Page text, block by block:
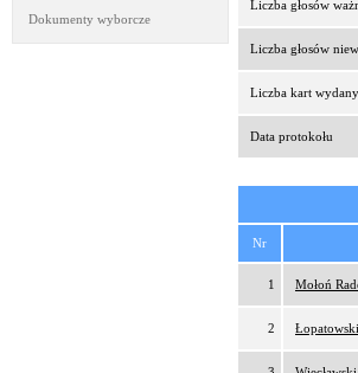
Dokumenty wyborcze
Liczba głosów
Liczba głosów
Liczba kart
Data protokołu
Nr
1 Mołoń
2